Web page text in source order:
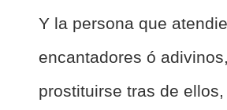
Y la persona que
encantadores ó
prostituirse tras de